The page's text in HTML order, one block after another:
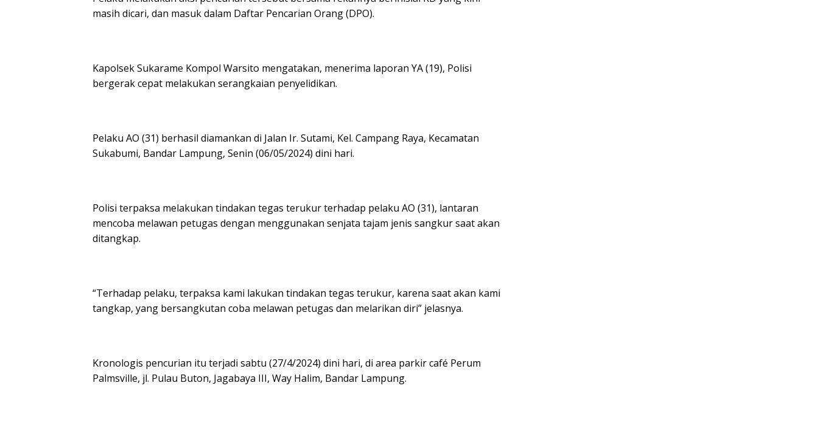
masih dicari, dan masuk dalam Daftar Pencarian Orang (DPO).
Kapolsek Sukarame Kompol Warsito mengatakan, menerima laporan YA (19), Polisi
bergerak cepat melakukan serangkaian penyelidikan.
Pelaku AO (31) berhasil diamankan di Jalan Ir. Sutami, Kel. Campang Raya, Kecamatan
Sukabumi, Bandar Lampung, Senin (06/05/2024) dini hari.
Polisi terpaksa melakukan tindakan tegas terukur terhadap pelaku AO (31), lantaran
mencoba melawan petugas dengan menggunakan senjata tajam jenis sangkur saat akan
ditangkap.
“Terhadap pelaku, terpaksa kami lakukan tindakan tegas terukur, karena saat akan kami
tangkap, yang bersangkutan coba melawan petugas dan melarikan diri” jelasnya.
Kronologis pencurian itu terjadi sabtu (27/4/2024) dini hari, di area parkir café Perum
Palmsville, jl. Pulau Buton, Jagabaya III, Way Halim, Bandar Lampung.